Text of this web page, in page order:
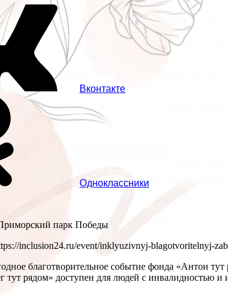
Вконтакте
Одноклассники
парк Победы
inclusion24.ru/event/inklyuzivnyj-blagotvoritelnyj-
благотворительное событие фонда «Антон
тут рядом» доступен для людей с инвалидностью и